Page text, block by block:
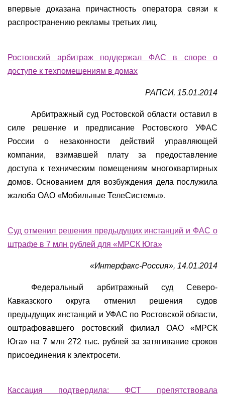
впервые доказана причастность оператора связи к
распространению рекламы третьих лиц.
Ростовский арбитраж поддержал ФАС в споре о
доступе к техпомещениям в домах
РАПСИ, 15.01.2014
Арбитражный суд Ростовской области оставил в
силе решение и предписание Ростовского УФАС
России о незаконности действий управляющей
компании, взимавшей плату за предоставление
доступа к техническим помещениям многоквартирных
домов. Основанием для возбуждения дела послужила
жалоба ОАО «Мобильные ТелеСистемы».
Суд отменил решения предыдущих инстанций и ФАС о
штрафе в 7 млн рублей для «МРСК Юга»
«Интерфакс-Россия», 14.01.2014
Федеральный арбитражный суд Северо-
Кавказского округа отменил решения судов
предыдущих инстанций и УФАС по Ростовской области,
оштрафовавшего ростовский филиал ОАО «МРСК
Юга» на 7 млн 272 тыс. рублей за затягивание сроков
присоединения к электросети.
Кассация подтвердила: ФСТ препятствовала